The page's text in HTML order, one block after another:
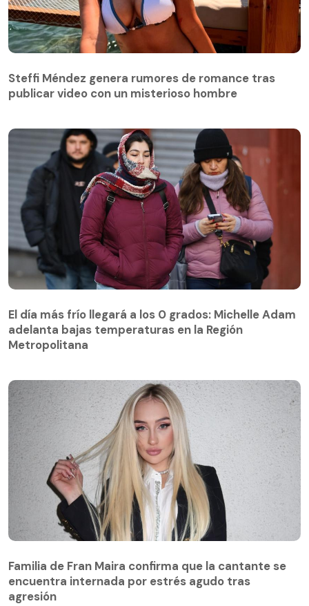
publicar video con un misterioso hombre
Steffi Méndez genera rumores de romance tras
publicar video con un misterioso hombre
adelanta bajas temperaturas en la Región
Metropolitana
El día más frío llegará a los 0 grados: Michelle Adam
adelanta bajas temperaturas en la Región
Metropolitana
Familia de Fran Maira confirma que la cantante se
encuentra internada por estrés agudo tras
agresión